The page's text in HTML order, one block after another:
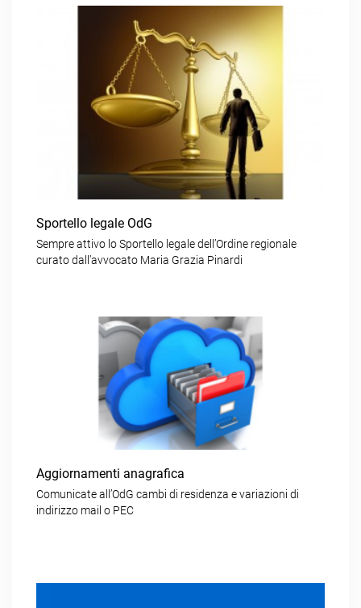
Sportello legale OdG
Sempre attivo lo Sportello legale dell’Ordine regionale
curato dall’avvocato Maria Grazia Pinardi
Aggiornamenti anagrafica
Comunicate all’OdG cambi di residenza e variazioni di
indirizzo mail o PEC